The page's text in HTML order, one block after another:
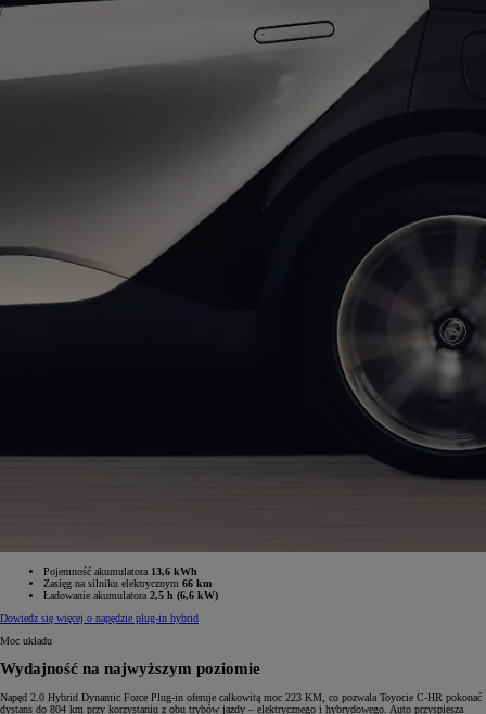
Pojemność akumulatora 13,6 kWh
Zasięg na silniku elektrycznym 66 km
Ładowanie akumulatora 2,5 h (6,6 kW)
Dowiedz się więcej o napędzie plug-in hybrid
Moc układu
Wydajność na najwyższym poziomie
Napęd 2.0 Hybrid Dynamic Force Plug-in oferuje całkowitą moc 223 KM, co pozwala Toyocie C-HR pokonać
dystans do 804 km przy korzystaniu z obu trybów jazdy – elektrycznego i hybrydowego. Auto przyspiesza